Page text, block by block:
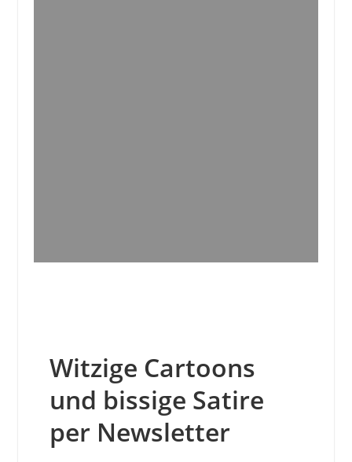
Witzige Cartoons
und bissige Satire
per Newsletter